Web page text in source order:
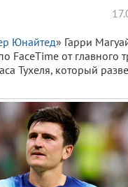
Юнайтед» Гарри
FaceTime от главного
Тухеля, который